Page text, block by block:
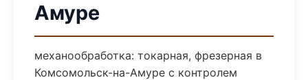
Амуре
механообработка: токарная, фрезерная в
Комсомольск-на-Амуре с контролем